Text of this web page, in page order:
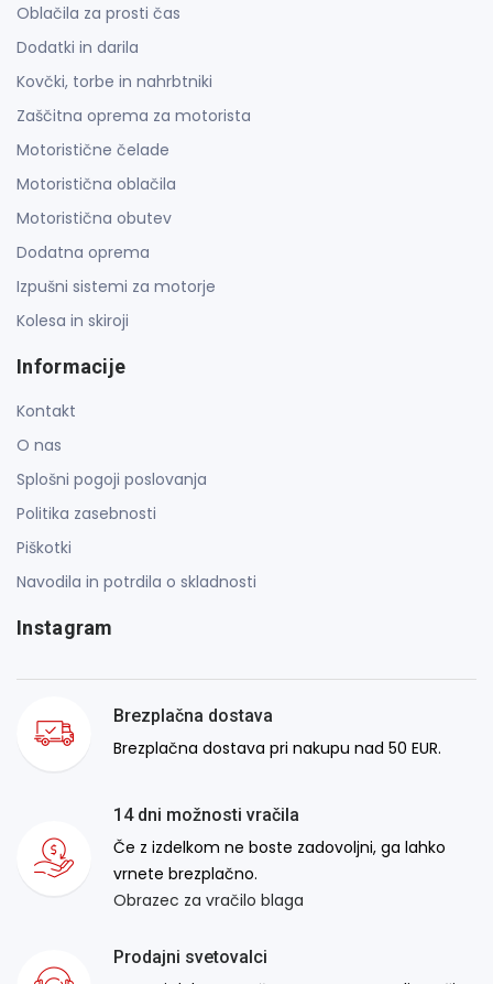
Oblačila za prosti čas
Dodatki in darila
Kovčki, torbe in nahrbtniki
Zaščitna oprema za motorista
Motoristične čelade
Motoristična oblačila
Motoristična obutev
Dodatna oprema
Izpušni sistemi za motorje
Kolesa in skiroji
Informacije
Kontakt
O nas
Splošni pogoji poslovanja
Politika zasebnosti
Piškotki
Navodila in potrdila o skladnosti
Instagram
Brezplačna dostava
Brezplačna dostava pri nakupu nad 50 EUR.
14 dni možnosti vračila
Če z izdelkom ne boste zadovoljni, ga lahko
vrnete brezplačno.
Obrazec za vračilo blaga
Prodajni svetovalci